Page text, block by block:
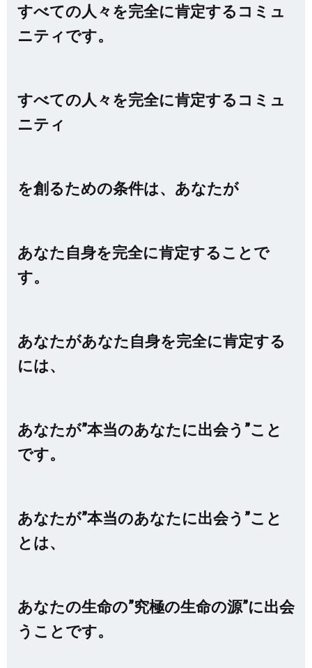
すべての人々を完全に肯定するコミュ
ニティです。
すべての人々を完全に肯定するコミュ
ニティ
を創るための条件は、あなたが
あなた自身を完全に肯定することで
す。
あなたがあなた自身を完全に肯定する
には、
あなたが”本当のあなたに出会う”こと
です。
あなたが”本当のあなたに出会う”こと
とは、
あなたの生命の”究極の生命の源”に出会
うことです。